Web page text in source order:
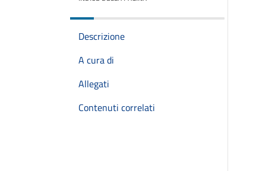
Descrizione
A cura di
Allegati
Contenuti correlati